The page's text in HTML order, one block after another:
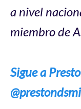
a nivel
miembro de
Sigue a